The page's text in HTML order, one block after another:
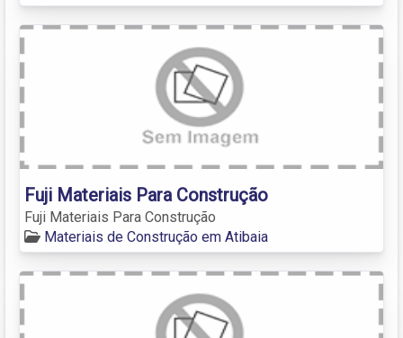
Fuji Materiais Para Construção
Fuji Materiais Para Construção
Materiais de Construção em Atibaia